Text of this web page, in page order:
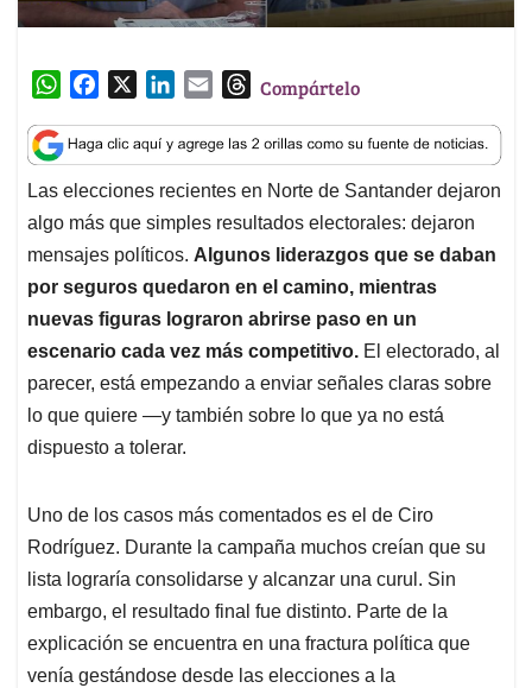
W
a
t
s
A
p
p
c
e
b
o
o
k
n
k
e
d
I
n
a
i
l
T
r
e
a
d
s
Compártelo
Las elecciones recientes en Norte de Santander dejaron
algo más que simples resultados electorales: dejaron
mensajes políticos. Algunos liderazgos que se daban
por seguros quedaron en el camino, mientras
nuevas figuras lograron abrirse paso en un
escenario cada vez más competitivo. El electorado, al
parecer, está empezando a enviar señales claras sobre
lo que quiere —y también sobre lo que ya no está
dispuesto a tolerar.
Uno de los casos más comentados es el de Ciro
Rodríguez. Durante la campaña muchos creían que su
lista lograría consolidarse y alcanzar una curul. Sin
embargo, el resultado final fue distinto. Parte de la
explicación se encuentra en una fractura política que
venía gestándose desde las elecciones a la